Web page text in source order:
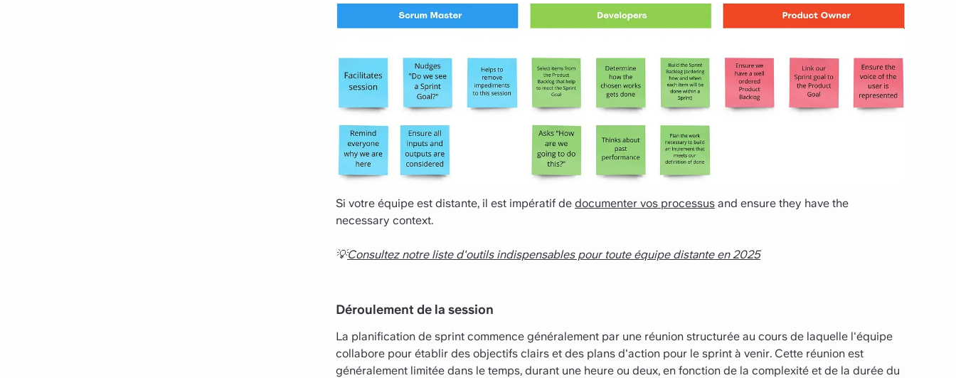
Si votre équipe est distante, il est impératif de documenter vos processus and ensure they have the
necessary context.
💡Consultez notre liste d'outils indispensables pour toute équipe distante en 2025
Déroulement de la session
La planification de sprint commence généralement par une réunion structurée au cours de laquelle l'équipe
collabore pour établir des objectifs clairs et des plans d'action pour le sprint à venir. Cette réunion est
généralement limitée dans le temps, durant une heure ou deux, en fonction de la complexité et de la durée du